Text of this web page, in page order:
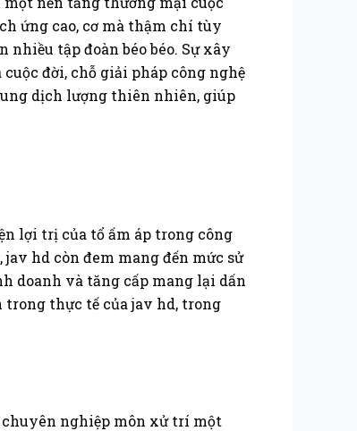
ứng cao, cơ mà thậm chí tùy
tập đoàn béo béo. Sự xây
đời, chỗ giải pháp công nghệ
dịch lượng thiên nhiên, giúp
lợi trị của tổ ấm áp trong công
hd còn đem mang đến mức sử
doanh và tăng cấp mang lại dấn
trong thực tế của jav hd, trong
nghiệp môn xử trí một